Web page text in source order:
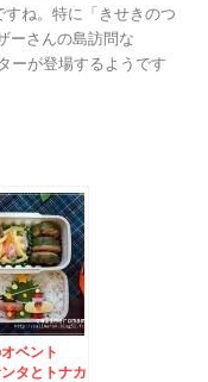
すね。特に「きせきのつ
ーさんの島訪問な
ーが登場するようです
オベント
タとトナカ